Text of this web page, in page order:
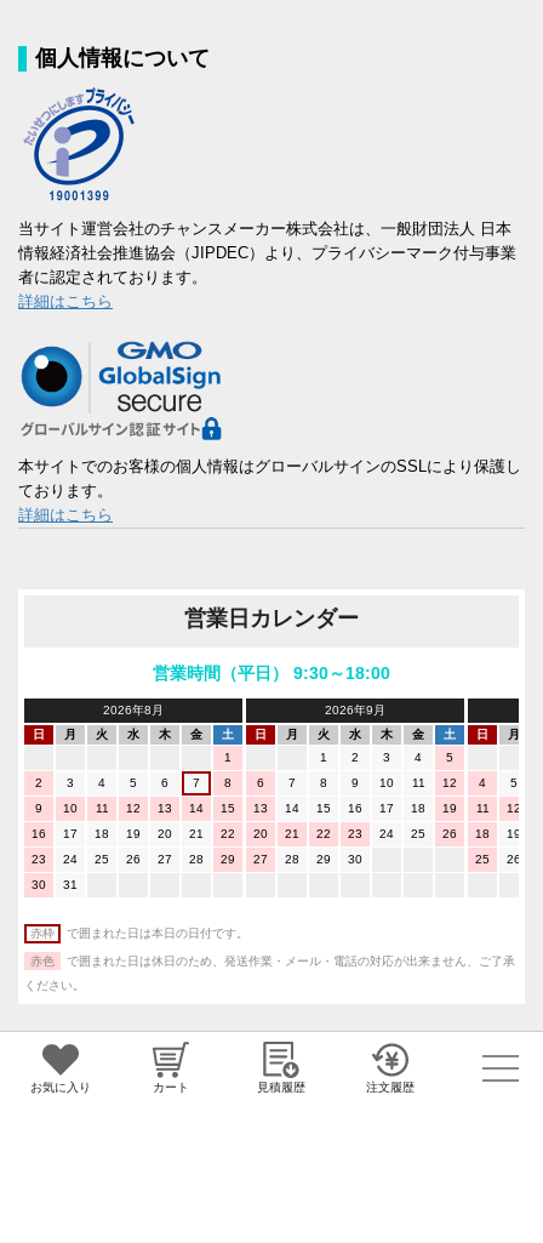
お気に入り カート 見積履歴 注文履歴
個人情報について
当サイト運営会社のチャンスメーカー株式会社は、一般財団法人 日本
情報経済社会推進協会（JIPDEC）より、プライバシーマーク付与事業
者に認定されております。
詳細はこちら
本サイトでのお客様の個人情報はグローバルサインのSSLにより保護し
ております。
詳細はこちら
営業日カレンダー
営業時間（平日） 9:30～18:00
2026年8月
日
月 火 水 木 金
土
1
2
3 4 5 6 7
8
9
10 11 12 13 14
15
16
17 18 19 20 21
22
23
24 25 26 27 28
29
30
31
2026年9月
日
月 火 水 木 金
土
1
2 3 4
5
6
7 8 9 10 11
12
13
14 15 16 17 18
19
20
21 22 23 24 25
26
27
28 29 30
日 月
4 5
11
12
18
19
25
26
赤枠 で囲まれた日は本日の日付です。
赤色
で囲まれた日は休日のため、発送作業・メール・電話の対応が出来ません、ご了承
ください。
お客様のご質問やお問合せに対応する
お客様サポートセンター